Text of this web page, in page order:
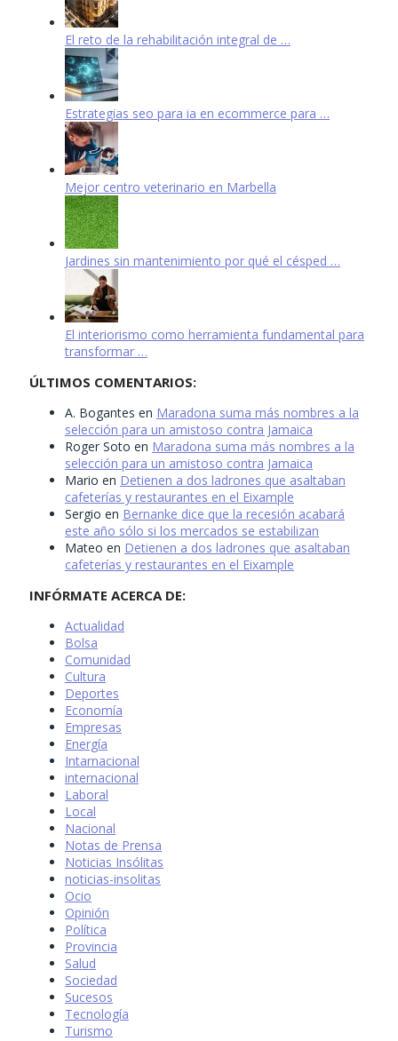
El reto de la rehabilitación integral de …
Estrategias seo para ia en ecommerce para …
Mejor centro veterinario en Marbella
Jardines sin mantenimiento por qué el césped …
El interiorismo como herramienta fundamental para
transformar …
ÚLTIMOS COMENTARIOS:
A. Bogantes en Maradona suma más nombres a la
selección para un amistoso contra Jamaica
Roger Soto en Maradona suma más nombres a la
selección para un amistoso contra Jamaica
Mario en Detienen a dos ladrones que asaltaban
cafeterías y restaurantes en el Eixample
Sergio en Bernanke dice que la recesión acabará
este año sólo si los mercados se estabilizan
Mateo en Detienen a dos ladrones que asaltaban
cafeterías y restaurantes en el Eixample
INFÓRMATE ACERCA DE:
Actualidad
Bolsa
Comunidad
Cultura
Deportes
Economía
Empresas
Energía
Intarnacional
internacional
Laboral
Local
Nacional
Notas de Prensa
Noticias Insólitas
noticias-insolitas
Ocio
Opinión
Política
Provincia
Salud
Sociedad
Sucesos
Tecnología
Turismo